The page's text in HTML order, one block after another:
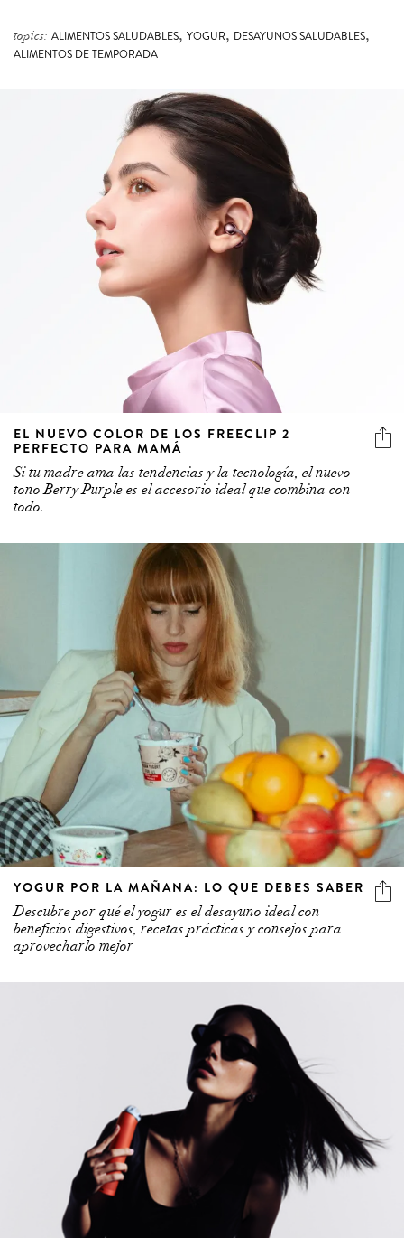
topics: ALIMENTOS SALUDABLES, YOGUR, DESAYUNOS SALUDABLES,
ALIMENTOS DE TEMPORADA
EL NUEVO COLOR DE LOS FREECLIP 2
PERFECTO PARA MAMÁ
Si tu madre ama las tendencias y la tecnología, el nuevo
tono Berry Purple es el accesorio ideal que combina con
todo.
YOGUR POR LA MAÑANA: LO QUE DEBES SABER
Descubre por qué el yogur es el desayuno ideal con
beneficios digestivos, recetas prácticas y consejos para
aprovecharlo mejor